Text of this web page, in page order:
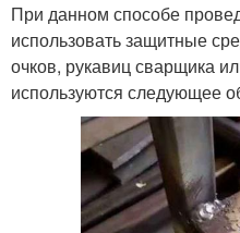
При данном способе
использовать защитные
очков, рукавиц сварщика
используются следующее